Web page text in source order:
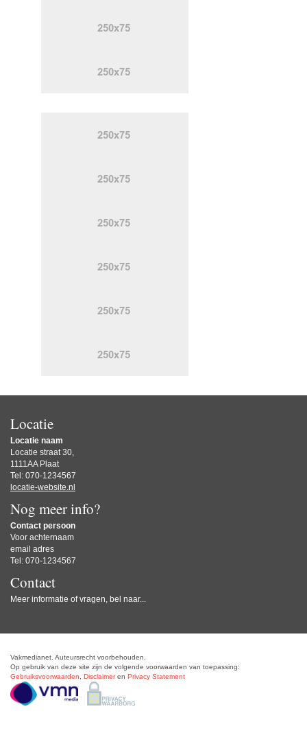
Locatie
Locatie naam
Locatie straat 30,
1111AA Plaat
Tel: 070-1234567
locatie-website.nl
Nog meer info?
Contact persoon
Voor achternaam
email adres
Tel: 070-1234567
Contact
Meer informatie of vragen, bel naar...
Vakmedianet. Auteursrecht voorbehouden.
Op gebruik van deze site zijn de volgende voorwaarden van toepassing:
Gebruiksvoorwaarden
Disclaimeren Privacy Statement